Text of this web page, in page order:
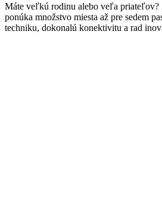
Máte veľkú rodinu alebo veľa priateľov?
ponúka množstvo miesta až pre sedem
techniku, dokonalú konektivitu a rad